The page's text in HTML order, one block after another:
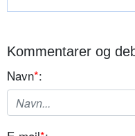
Kommentarer og
Navn*: